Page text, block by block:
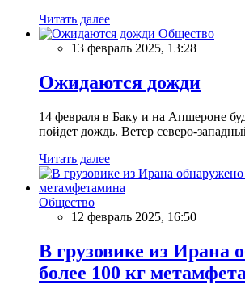
Читать далее
Общество
13 февраль 2025, 13:28
Ожидаются дожди
14 февраля в Баку и на Апшероне
пойдет дождь. Ветер северо-
Читать далее
Общество
12 февраль 2025, 16:50
В грузовике из Ирана
более 100 кг